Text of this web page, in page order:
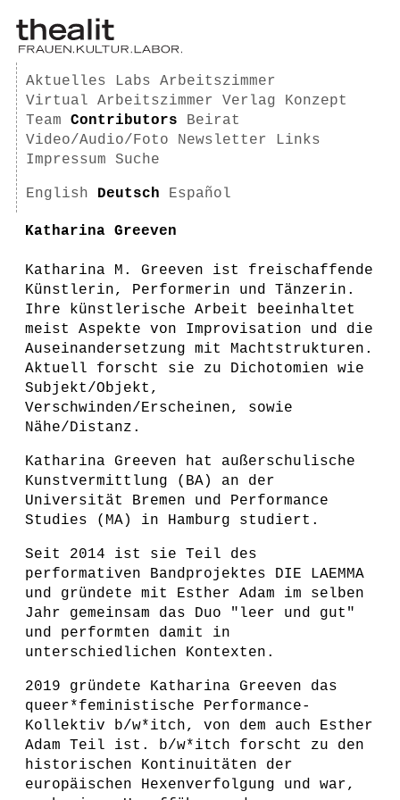
Aktuelles Labs
Arbeitszimmer
Virtual Arbeitszimmer
Verlag
Konzept
Team
Contributors
Beirat
Video/Audio/Foto
Newsletter
Links
Impressum
Suche
English Deutsch Español
Katharina Greeven
Katharina M. Greeven ist freischaffende
Künstlerin, Performerin und Tänzerin.
Ihre künstlerische Arbeit beeinhaltet
meist Aspekte von Improvisation und die
Auseinandersetzung mit Machtstrukturen.
Aktuell forscht sie zu Dichotomien wie
Subjekt/Objekt,
Verschwinden/Erscheinen, sowie
Nähe/Distanz.
Katharina Greeven hat außerschulische
Kunstvermittlung (BA) an der
Universität Bremen und Performance
Studies (MA) in Hamburg studiert.
Seit 2014 ist sie Teil des
performativen Bandprojektes DIE LAEMMA
und gründete mit Esther Adam im selben
Jahr gemeinsam das Duo "leer und gut"
und performten damit in
unterschiedlichen Kontexten.
2019 gründete Katharina Greeven das
queer*feministische Performance-
Kollektiv b/w*itch, von dem auch Esther
Adam Teil ist. b/w*itch forscht zu den
historischen Kontinuitäten der
europäischen Hexenverfolgung und war,